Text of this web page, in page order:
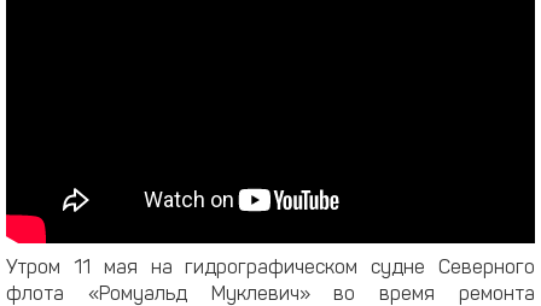
Утром 11 мая на гидрографическом судне Северного
флота «Ромуальд Муклевич» во время ремонта